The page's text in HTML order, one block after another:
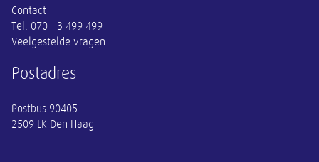
Contact
Tel: 070 - 3 499 499
Veelgestelde vragen
Postadres
Postbus 90405
2509 LK Den Haag